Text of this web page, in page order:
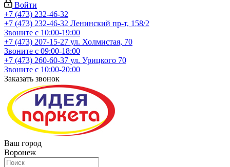
Войти
+7 (473) 232-46-32
+7 (473) 232-46-32 Ленинский пр-т, 158/2
Звоните с 10:00-19:00
+7 (473) 207-15-27 ул. Холмистая, 70
Звоните с 09:00-18:00
+7 (473) 260-60-37 ул. Урицкого 70
Звоните с 10:00-20:00
Заказать звонок
Ваш город
Воронеж